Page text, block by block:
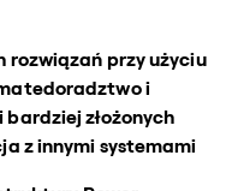
rozwiązań przy użyciu
i
złożonych
z innymi systemami